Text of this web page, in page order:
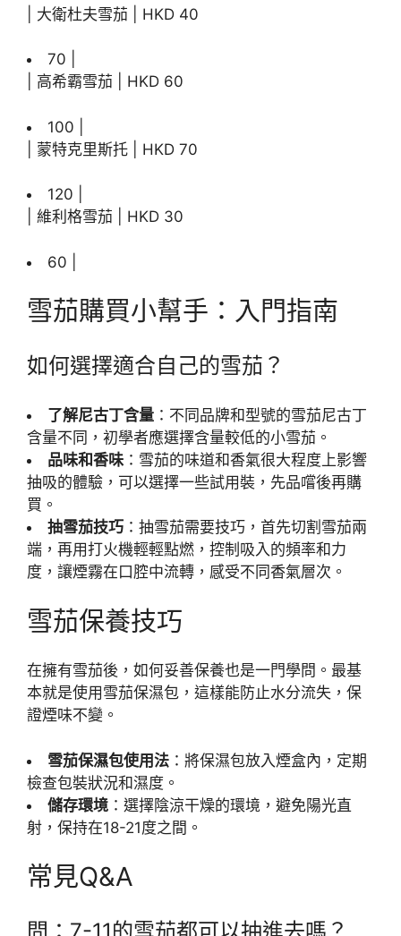
| 大衛杜夫雪茄 | HKD 40
70 |
| 高希霸雪茄 | HKD 60
100 |
| 蒙特克里斯托 | HKD 70
120 |
| 維利格雪茄 | HKD 30
60 |
雪茄購買小幫手：入門指南
如何選擇適合自己的雪茄？
了解尼古丁含量 ：不同品牌和型號的雪茄尼古丁
含量不同，初學者應選擇含量較低的小雪茄。
品味和香味 ：雪茄的味道和香氣很大程度上影響
抽吸的體驗，可以選擇一些試用裝，先品嚐後再購
買。
抽雪茄技巧 ：抽雪茄需要技巧，首先切割雪茄兩
端，再用打火機輕輕點燃，控制吸入的頻率和力
度，讓煙霧在口腔中流轉，感受不同香氣層次。
雪茄保養技巧
在擁有雪茄後，如何妥善保養也是一門學問。最基
本就是使用雪茄保濕包，這樣能防止水分流失，保
證煙味不變。
雪茄保濕包使用法 ：將保濕包放入煙盒內，定期
檢查包裝狀況和濕度。
儲存環境 ：選擇陰涼干燥的環境，避免陽光直
射，保持在18-21度之間。
常見Q&A